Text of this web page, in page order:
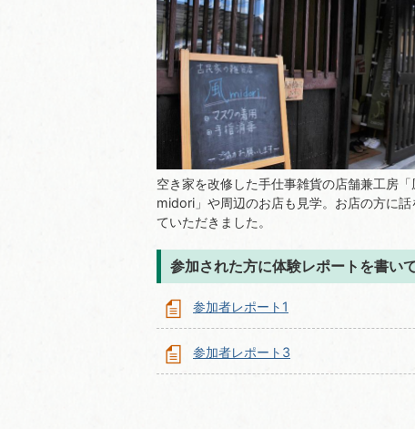
空き家を改修した手仕事雑貨の店舗兼工房「
midori」や周辺のお店も見学。お店の方に話
ていただきました。
参加された方に体験レポートを書い
参加者レポート1
参加者レポート3